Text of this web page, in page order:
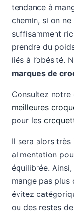
tendance à
chemin, si on
suffisamment
prendre du
liés à l’obésité.
marques de
Consultez notre
meilleures
pour les
Il sera alors
alimentation
équilibrée.
mange pas plus
évitez
ou des restes